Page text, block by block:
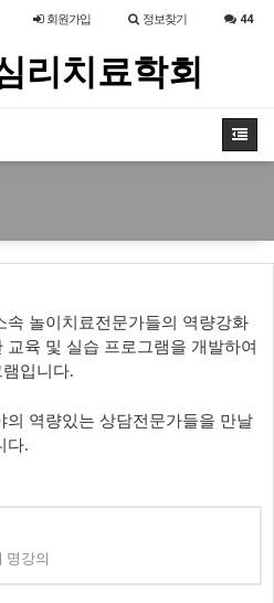
회원가입 정보찾기 44
리치료학회
속 놀이치료전문가들의 역량강화
육 및 실습 프로그램을 개발하여
입니다.
의 역량있는 상담전문가들을 만날
다.
명강의